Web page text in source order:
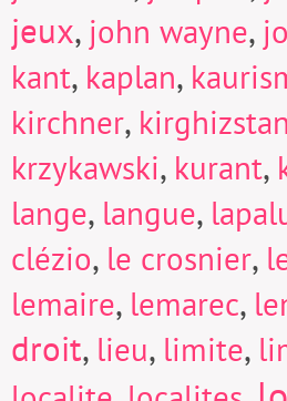
jeux, john wayne,
kant, kaplan,
kirchner, kirghizstan
krzykawski, kurant,
lange, langue,
clézio, le crosnier,
lemaire, lemarec,
droit, lieu, limite,